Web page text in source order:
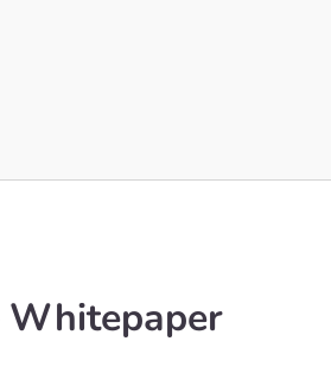
Whitepaper